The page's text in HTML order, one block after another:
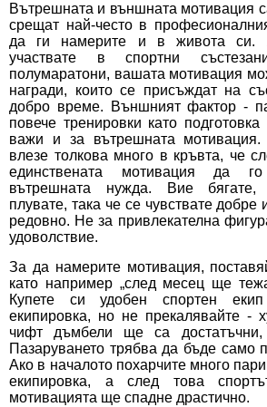
Вътрешната и външната мотивация
срещат най-често в
да ги намерите и в живота си.
участвате в спортни
полумаратони, вашата мотивация
награди, които се присъждат на
добро време. Външният фактор -
повече тренировки като
важи и за вътрешната
влезе толкова много в кръвта, че
единствената мотивация да
вътрешната нужда. Вие бягате,
плувате, така че се чувствате добре
редовно. Не за привлекателна
удоволствие.
За да намерите мотивация,
като например „след месец ще
Купете си удобен спортен
екипировка, но не прекалявайте -
чифт дъмбели ще са достатъчни,
Пазаруването трябва да бъде само
Ако в началото похарчите много
екипировка, а след това
мотивацията ще спадне драстично.